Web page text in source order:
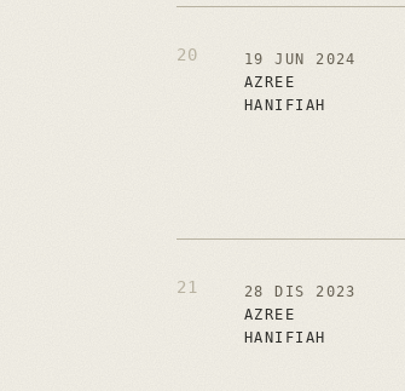
19 JUN 2024
AZREE
HANIFIAH
28 DIS 2023
AZREE
HANIFIAH